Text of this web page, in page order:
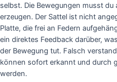
selbst. Die Bewegungen musst du
erzeugen. Der Sattel ist nicht
Platte, die frei an Federn
ein direktes Feedback darüber,
der Bewegung tut. Falsch
können sofort erkannt und durch
werden.